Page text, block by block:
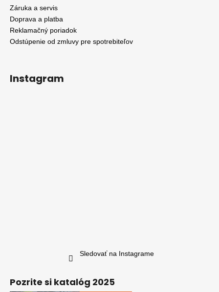
Záruka a servis
Doprava a platba
Reklamačný poriadok
Odstúpenie od zmluvy pre spotrebiteľov
Instagram
Sledovať na Instagrame
Pozrite si katalóg 2025